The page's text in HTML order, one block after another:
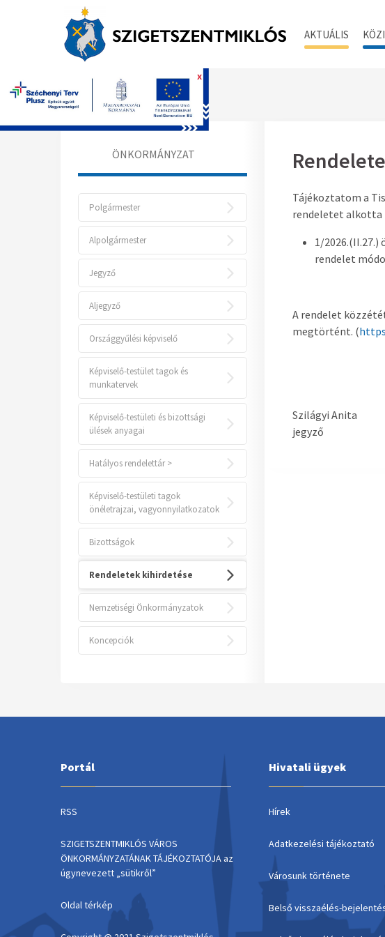
AKTUÁLIS
x
Főoldal
ÖNKORMÁNYZAT
Polgármester
Alpolgármester
Jegyző
Aljegyző
Országgyűlési képviselő
Képviselő-testület tagok és
munkatervek
Képviselő-testületi és bizottsági
ülések anyagai
Hatályos rendelettár >
Képviselő-testületi tagok
önéletrajzai, vagyonnyilatkozatok
Bizottságok
Rendeletek kihirdetése
Nemzetiségi Önkormányzatok
Koncepciók
Tájékoztatom a
rendeletet alkotta
1/
rendelet
A rendelet
megtörtént. (
Szilágyi Anita
jegyző
Portál
RSS
SZIGETSZENTMIKLÓS VÁROS
ÖNKORMÁNYZATÁNAK TÁJÉKOZTATÓJA az
úgynevezett „sütikről”
Oldal térkép
Hivatali ügyek
Hírek
Adatkezelési tájékoztató
Városunk története
Belső visszaélés-